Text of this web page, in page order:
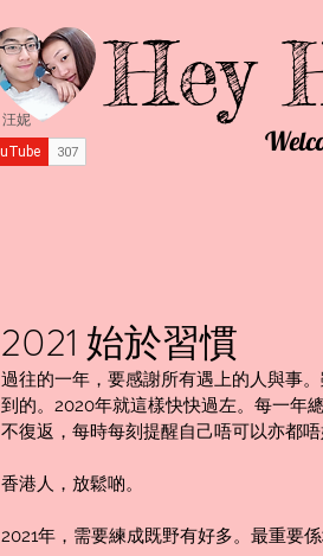
Hey
2021 始於習慣
過往的一年，要感謝所有遇上的人與事
到的。2020年就這樣快快過左。每一年
不復返，每時每刻提醒自己唔可以亦都
香港人，放鬆啲。
2021年，需要練成既野有好多。最重要